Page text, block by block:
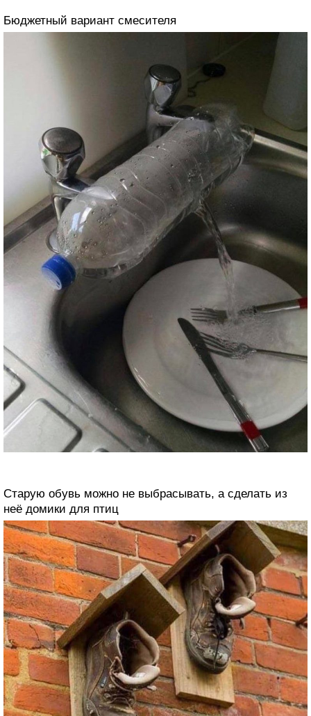
Бюджетный вариант смесителя
Старую обувь можно не выбрасывать, а сделать из
неё домики для птиц